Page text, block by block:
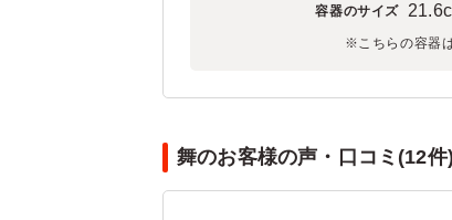
容器のサイズ
※こちらの容器
舞のお客様の声・口コミ(12件)